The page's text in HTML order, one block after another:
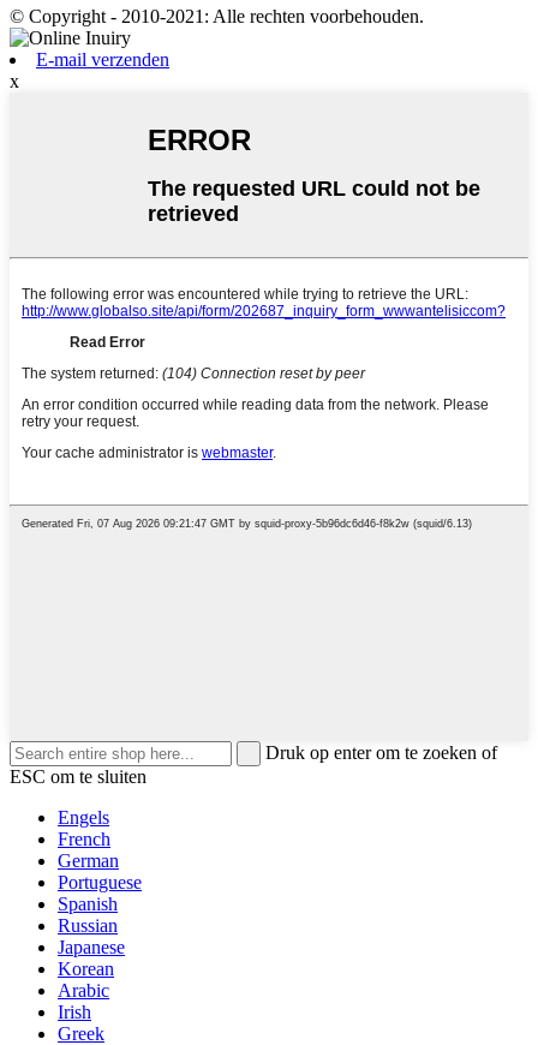
© Copyright - 2010-2021: Alle rechten voorbehouden.
E-mail verzenden
x
Druk op enter om te zoeken of
ESC om te sluiten
Engels
French
German
Portuguese
Spanish
Russian
Japanese
Korean
Arabic
Irish
Greek